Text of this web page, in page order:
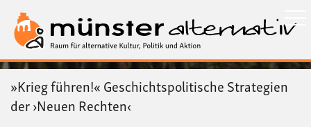
zum
Inhalt
»Krieg führen!« Geschichtspolitische Strategien
der ›Neuen Rechten‹